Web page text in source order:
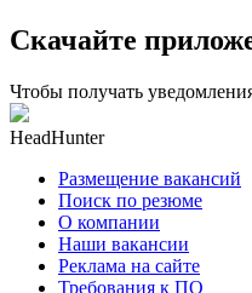
Скачайте
Чтобы получать
HeadHunter
Размещение вакансий
Поиск по резюме
О компании
Наши вакансии
Реклама на сайте
Требования к ПО